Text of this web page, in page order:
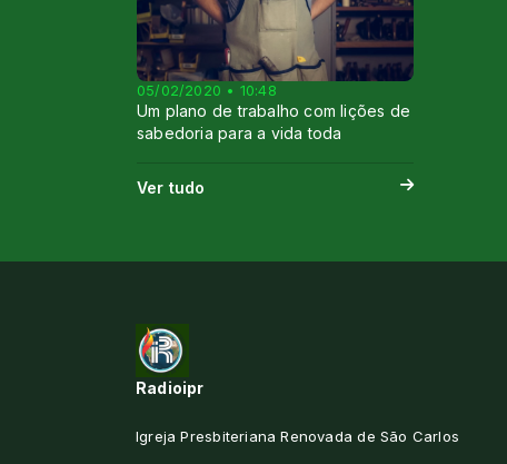
05/02/2020 • 10:48
Um plano de trabalho com lições de
sabedoria para a vida toda
Ver tudo
Radioipr
Igreja Presbiteriana Renovada de São Carlos